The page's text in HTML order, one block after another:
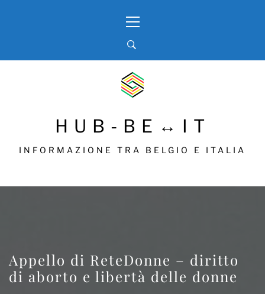
Menu
HUB-BE↔IT
INFORMAZIONE TRA BELGIO E ITALIA
Appello di ReteDonne – diritto
di aborto e libertà delle donne